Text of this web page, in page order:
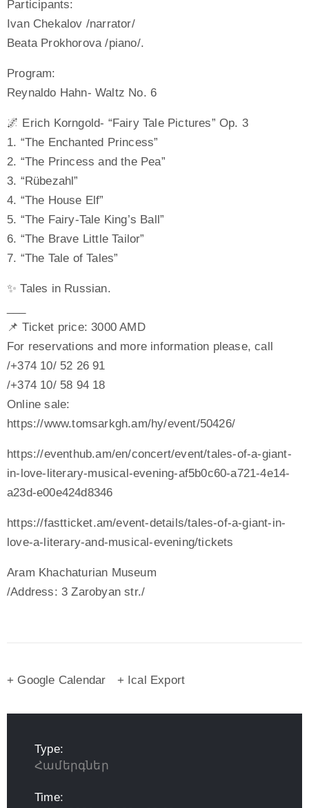
Participants:
Ivan Chekalov /narrator/
Beata Prokhorova /piano/.
Program:
Reynaldo Hahn- Waltz No. 6
🌌 Erich Korngold- “Fairy Tale Pictures” Op. 3
1. “The Enchanted Princess”
2. “The Princess and the Pea”
3. “Rübezahl”
4. “The House Elf”
5. “The Fairy-Tale King’s Ball”
6. “The Brave Little Tailor”
7. “The Tale of Tales”
✨ Tales in Russian.
📌 Ticket price: 3000 AMD
For reservations and more information please, call
/+374 10/ 52 26 91
/+374 10/ 58 94 18
Online sale:
https://www.tomsarkgh.am/hy/event/50426/
https://eventhub.am/en/concert/event/tales-of-a-giant-
in-love-literary-musical-evening-af5b0c60-a721-4e14-
a23d-e00e424d8346
https://fastticket.am/event-details/tales-of-a-giant-in-
love-a-literary-and-musical-evening/tickets
Aram Khachaturian Museum
/Address: 3 Zarobyan str./
+ Google Calendar + Ical Export
Type:
Համերգներ
Time: